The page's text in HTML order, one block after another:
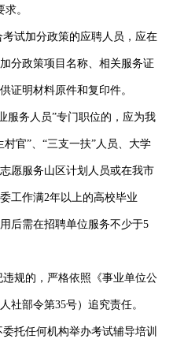
。
考试加分政策的应聘人员，应在
分政策项目名称、相关服务证
证明材料原件和复印件。
服务人员”专门职位的，应为我
官”、“三支一扶”人员、大学
愿服务山区计划人员或在我市
工作满2年以上的高校毕业
后需在招聘单位服务不少于5
违规的，严格依照《事业单位公
社部令第35号）追究责任。
托任何机构举办考试辅导培训